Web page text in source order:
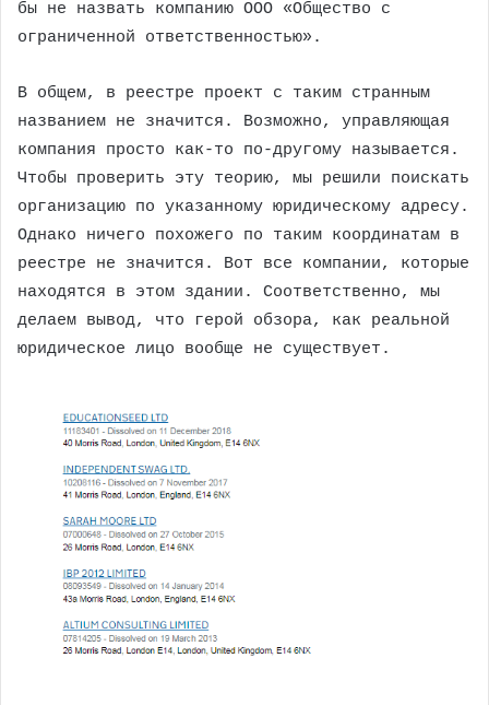
бы не назвать компанию ООО «Общество с
ограниченной ответственностью».
В общем, в реестре проект с таким странным
названием не значится. Возможно, управляющая
компания просто как-то по-другому называется.
Чтобы проверить эту теорию, мы решили поискать
организацию по указанному юридическому адресу.
Однако ничего похожего по таким координатам в
реестре не значится. Вот все компании, которые
находятся в этом здании. Соответственно, мы
делаем вывод, что герой обзора, как реальной
юридическое лицо вообще не существует.